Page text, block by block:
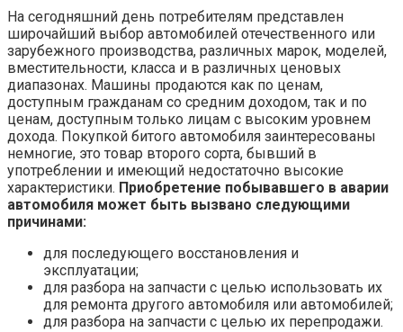
На сегодняшний день потребителям представлен
широчайший выбор автомобилей отечественного или
зарубежного производства, различных марок, моделей,
вместительности, класса и в различных ценовых
диапазонах. Машины продаются как по ценам,
доступным гражданам со средним доходом, так и по
ценам, доступным только лицам с высоким уровнем
дохода. Покупкой битого автомобиля заинтересованы
немногие, это товар второго сорта, бывший в
употреблении и имеющий недостаточно высокие
характеристики. Приобретение побывавшего в аварии
автомобиля может быть вызвано следующими
причинами:
для последующего восстановления и
эксплуатации;
для разбора на запчасти с целью использовать их
для ремонта другого автомобиля или автомобилей;
для разбора на запчасти с целью их перепродажи.